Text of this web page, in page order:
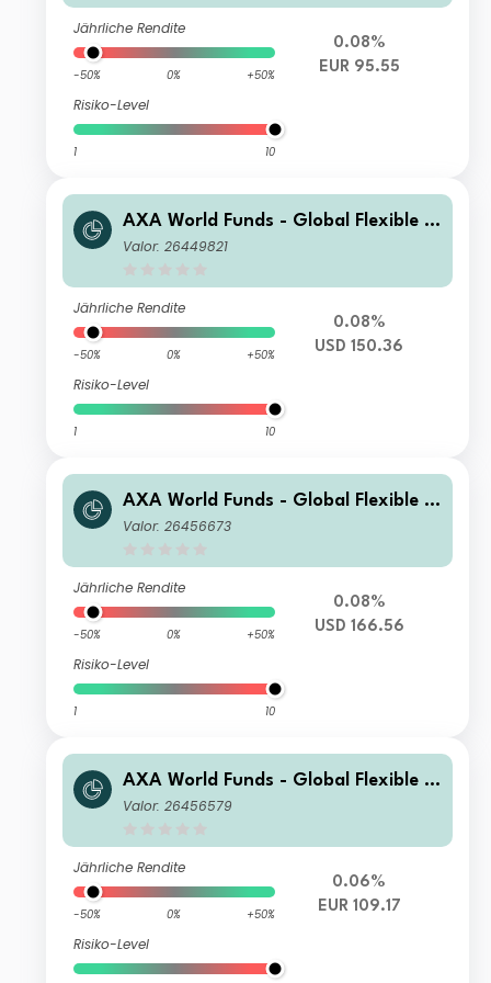
Jährliche Rendite
-50% 0% +50%
Risiko-Level
1 10
0.08%
EUR 95.55
AXA World Funds - Global Flexible P
roperty A Capitalisation USD
Valor: 26449821
Jährliche Rendite
-50% 0% +50%
Risiko-Level
1 10
0.08%
USD 150.36
AXA World Funds - Global Flexible P
roperty I Capitalisation USD
Valor: 26456673
Jährliche Rendite
-50% 0% +50%
Risiko-Level
1 10
0.08%
USD 166.56
AXA World Funds - Global Flexible P
roperty E Capitalisation EUR (Hedge
Valor: 26456579
Jährliche Rendite
-50% 0% +50%
Risiko-Level
0.06%
EUR 109.17